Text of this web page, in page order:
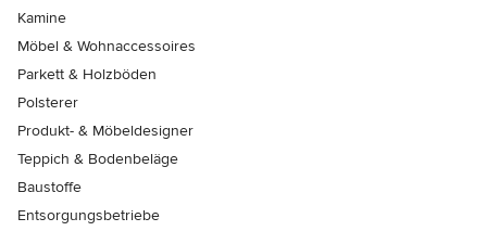
Kamine
Möbel & Wohnaccessoires
Parkett & Holzböden
Polsterer
Produkt- & Möbeldesigner
Teppich & Bodenbeläge
Baustoffe
Entsorgungsbetriebe